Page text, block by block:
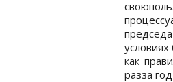
как
разза